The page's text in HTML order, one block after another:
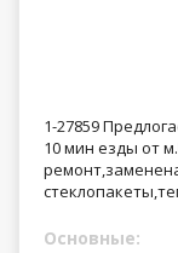
1-27859
10 мин езды от
Основные: